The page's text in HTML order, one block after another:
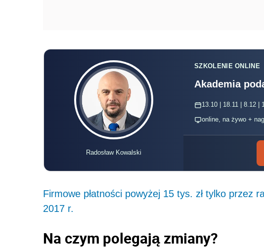
Radosław Kowalski
SZKOLENIE ONLINE
Akademia
13.10 | 18.11 | 8.12 |
online, na żywo +
Firmowe płatności powyżej 15 tys. zł tylko przez
2017 r.
Na czym polegają zmiany?